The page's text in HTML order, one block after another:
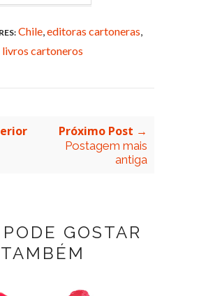
Chile,editoras cartoneras,
livros cartoneros
Próximo Post →
Postagem mais
antiga
GOSTAR
TAMBÉM